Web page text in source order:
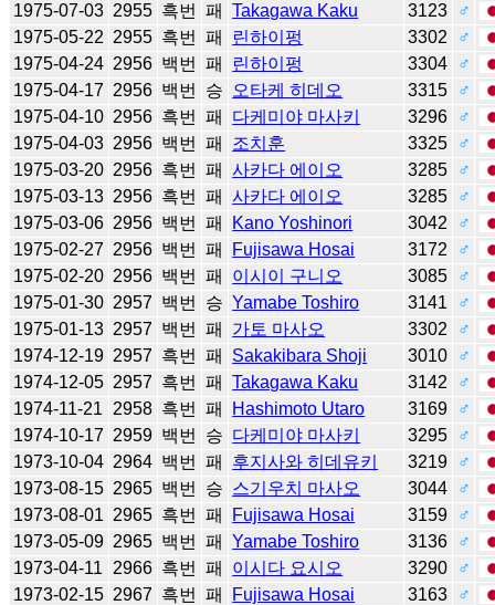
1975-07-03 2955 흑번 패 Takagawa Kaku 3123
♂
1975-05-22 2955 흑번 패 린하이펑 3302
♂
1975-04-24 2956 백번 패 린하이펑 3304
♂
1975-04-17 2956 백번 승 오타케 히데오 3315
♂
1975-04-10 2956 흑번 패 다케미야 마사키 3296
♂
1975-04-03 2956 백번 패 조치훈 3325
♂
1975-03-20 2956 흑번 패 사카다 에이오 3285
♂
1975-03-13 2956 흑번 패 사카다 에이오 3285
♂
1975-03-06 2956 백번 패 Kano Yoshinori 3042
♂
1975-02-27 2956 백번 패 Fujisawa Hosai 3172
♂
1975-02-20 2956 백번 패 이시이 구니오 3085
♂
1975-01-30 2957 백번 승 Yamabe Toshiro 3141
♂
1975-01-13 2957 백번 패 가토 마사오 3302
♂
1974-12-19 2957 흑번 패 Sakakibara Shoji 3010
♂
1974-12-05 2957 흑번 패 Takagawa Kaku 3142
♂
1974-11-21
2958 흑번 패 Hashimoto Utaro 3169
♂
1974-10-17 2959 백번 승 다케미야 마사키 3295
♂
1973-10-04 2964 백번 패 후지사와 히데유키 3219
♂
1973-08-15 2965 백번 승 스기우치 마사오 3044
♂
1973-08-01 2965 흑번 패 Fujisawa Hosai 3159
♂
1973-05-09 2965 백번 패 Yamabe Toshiro 3136
♂
1973-04-11
2966 흑번 패 이시다 요시오 3290
♂
1973-02-15 2967 흑번 패 Fujisawa Hosai 3163
♂